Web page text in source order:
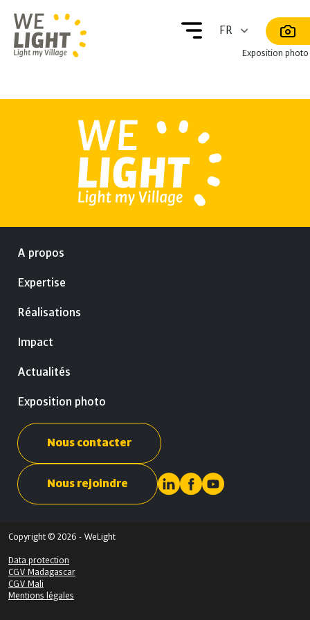
Exposition photo
A propos
Expertise
Réalisations
Impact
Actualités
Exposition photo
Nous contacter
Nous rejoindre
Copyright © 2026 - WeLight
Data protection
CGV Madagascar
CGV Mali
Mentions légales